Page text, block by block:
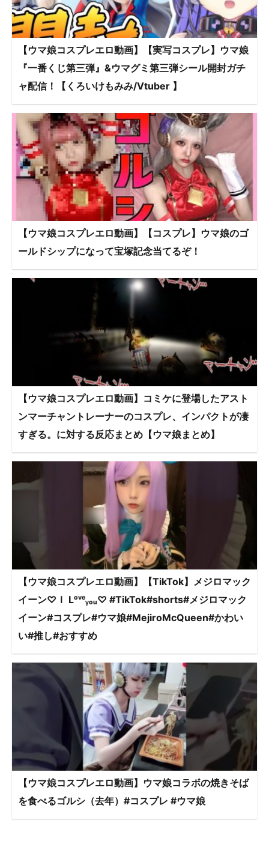
【ウマ娘コスプレエロ動画】【実写コスプレ】ウマ娘
『一番くじ第三弾』&ウマグミ第三弾シール開封ガチ
ャ配信！【くろいけもみみ/Vtuber 】
【ウマ娘コスプレエロ動画】【コスプレ】ウマ娘のゴ
ールドシップになって宝塚記念当てるぞ！
【ウマ娘コスプレエロ動画】コミケに登場したアスト
ンマーチャントレーナーのコスプレ、インパクトが凄
すぎる。に対する反応まとめ【ウマ娘まとめ】
【ウマ娘コスプレエロ動画】【TikTok】メジロマック
イーン♡Ｉ Lᵒᵛᵉᵧₒᵤ♡ #TikTok#shorts#メジロマック
イーン#コスプレ#ウマ娘#MejiroMcQueen#かわい
い#推し#おすすめ
【ウマ娘コスプレエロ動画】ウマ娘コラボの焼きそば
を食べるゴルシ（去年）#コスプレ #ウマ娘